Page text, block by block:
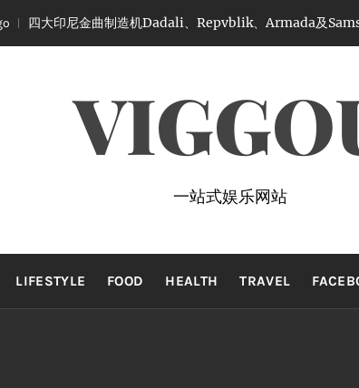
四大印尼金曲制造机Dadali、Repvblik、Armada及Samsons
一站式娱乐网站
LIFESTYLE FOOD HEALTH TRAVEL